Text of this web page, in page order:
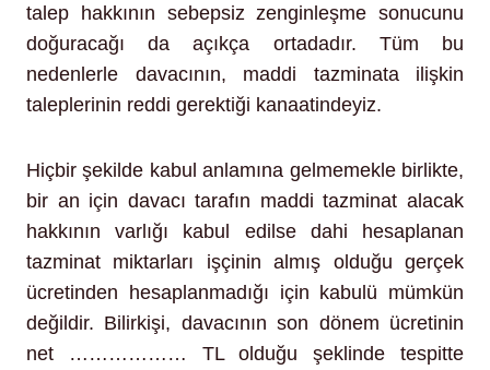
talep hakkının sebepsiz zenginleşme sonucunu
doğuracağı da açıkça ortadadır. Tüm bu
nedenlerle davacının, maddi tazminata ilişkin
taleplerinin reddi gerektiği kanaatindeyiz.
Hiçbir şekilde kabul anlamına gelmemekle birlikte,
bir an için davacı tarafın maddi tazminat alacak
hakkının varlığı kabul edilse dahi hesaplanan
tazminat miktarları işçinin almış olduğu gerçek
ücretinden hesaplanmadığı için kabulü mümkün
değildir. Bilirkişi, davacının son dönem ücretinin
net ……………… TL olduğu şeklinde tespitte